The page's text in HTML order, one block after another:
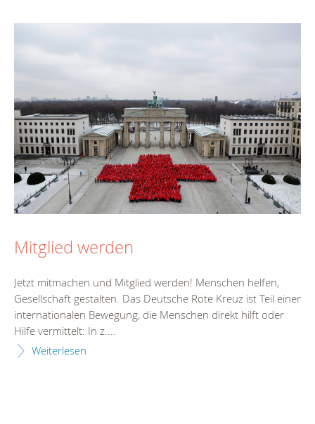
Mitglied werden
Jetzt mitmachen und Mitglied werden! Menschen helfen,
Gesellschaft gestalten. Das Deutsche Rote Kreuz ist Teil einer
internationalen Bewegung, die Menschen direkt hilft oder
Hilfe vermittelt: In z....
Weiterlesen